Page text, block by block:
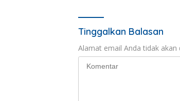
Tinggalkan Balasan
Alamat email Anda tidak akan